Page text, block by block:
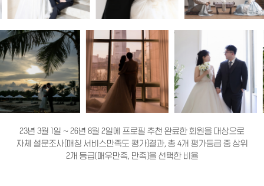
23년 3월 1일 ~ 26년 8월 2일에 프로필 추천 완료한 회원을 대상으로
자체 설문조사(매칭 서비스만족도 평가)결과, 총 4개 평가등급 중 상위
2개 등급(매우만족, 만족)을 선택한 비율